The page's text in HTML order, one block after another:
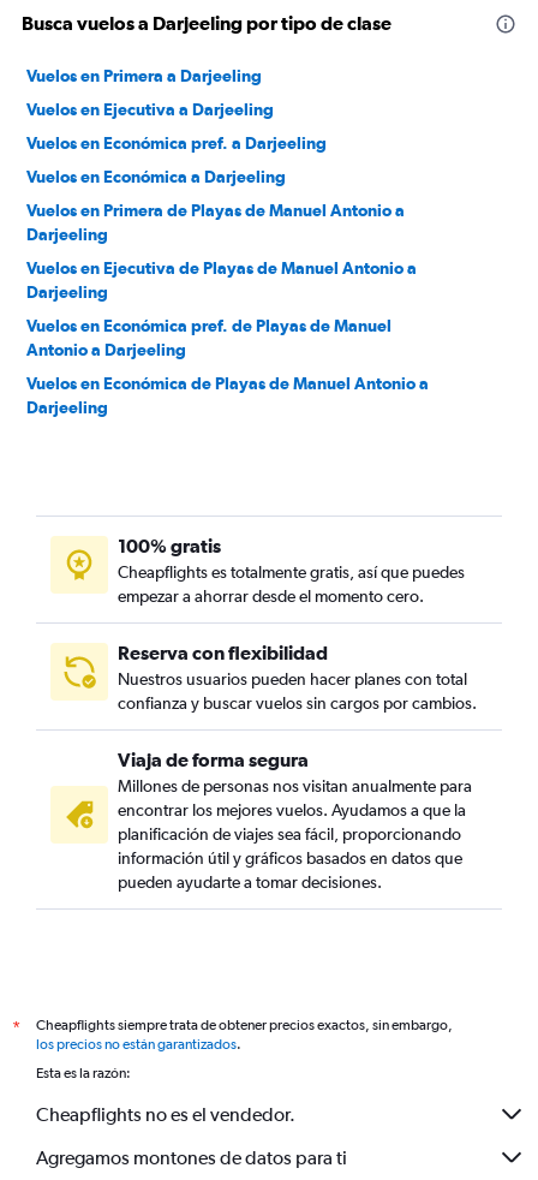
Busca vuelos a Darjeeling por tipo de clase
Vuelos en Primera a Darjeeling
Vuelos en Ejecutiva a Darjeeling
Vuelos en Económica pref. a Darjeeling
Vuelos en Económica a Darjeeling
Vuelos en Primera de Playas de Manuel Antonio a
Darjeeling
Vuelos en Ejecutiva de Playas de Manuel Antonio a
Darjeeling
Vuelos en Económica pref. de Playas de Manuel
Antonio a Darjeeling
Vuelos en Económica de Playas de Manuel Antonio a
Darjeeling
100% gratis
Cheapflights es totalmente gratis, así que puedes
empezar a ahorrar desde el momento cero.
Reserva con flexibilidad
Nuestros usuarios pueden hacer planes con total
confianza y buscar vuelos sin cargos por cambios.
Viaja de forma segura
Millones de personas nos visitan anualmente para
encontrar los mejores vuelos. Ayudamos a que la
planificación de viajes sea fácil, proporcionando
información útil y gráficos basados en datos que
pueden ayudarte a tomar decisiones.
*
Cheapflights siempre trata de obtener precios exactos, sin embargo,
los precios no están garantizados.
Esta es la razón:
Cheapflights no es el vendedor.
Agregamos montones de datos para ti